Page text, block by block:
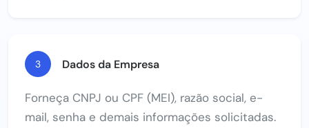
3 Dados da Empresa
Forneça CNPJ ou CPF (MEI), razão social, e-
mail, senha e demais informações solicitadas.